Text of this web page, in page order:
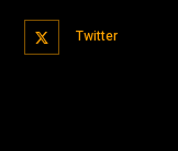
Twitter